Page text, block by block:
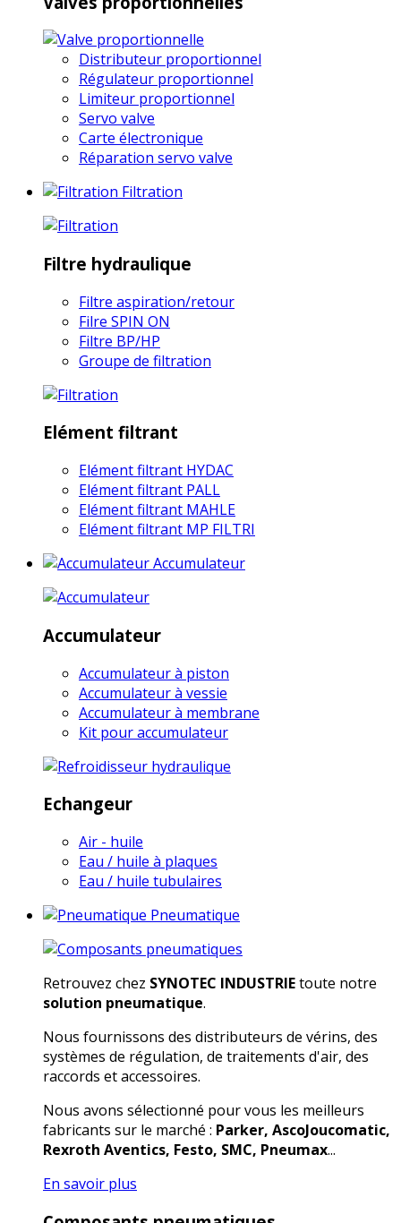
Distributeur proportionnel
Régulateur proportionnel
Limiteur proportionnel
Servo valve
Carte électronique
Réparation servo valve
Filtration
Filtre hydraulique
Filtre aspiration/retour
Filre SPIN ON
Filtre BP/HP
Groupe de filtration
Elément filtrant
Elément filtrant HYDAC
Elément filtrant PALL
Elément filtrant MAHLE
Elément filtrant MP FILTRI
Accumulateur
Accumulateur
Accumulateur à piston
Accumulateur à vessie
Accumulateur à membrane
Kit pour accumulateur
Echangeur
Air - huile
Eau / huile à plaques
Eau / huile tubulaires
Pneumatique
Retrouvez chez SYNOTEC INDUSTRIEtoute notre
solution pneumatique.
Nous fournissons des distributeurs de vérins, des
systèmes de régulation, de traitements d'air, des
raccords et accessoires.
Nous avons sélectionné pour vous les meilleurs
fabricants sur le marché : Parker, AscoJoucomatic,
Rexroth Aventics, Festo, SMC, Pneumax...
En savoir plus